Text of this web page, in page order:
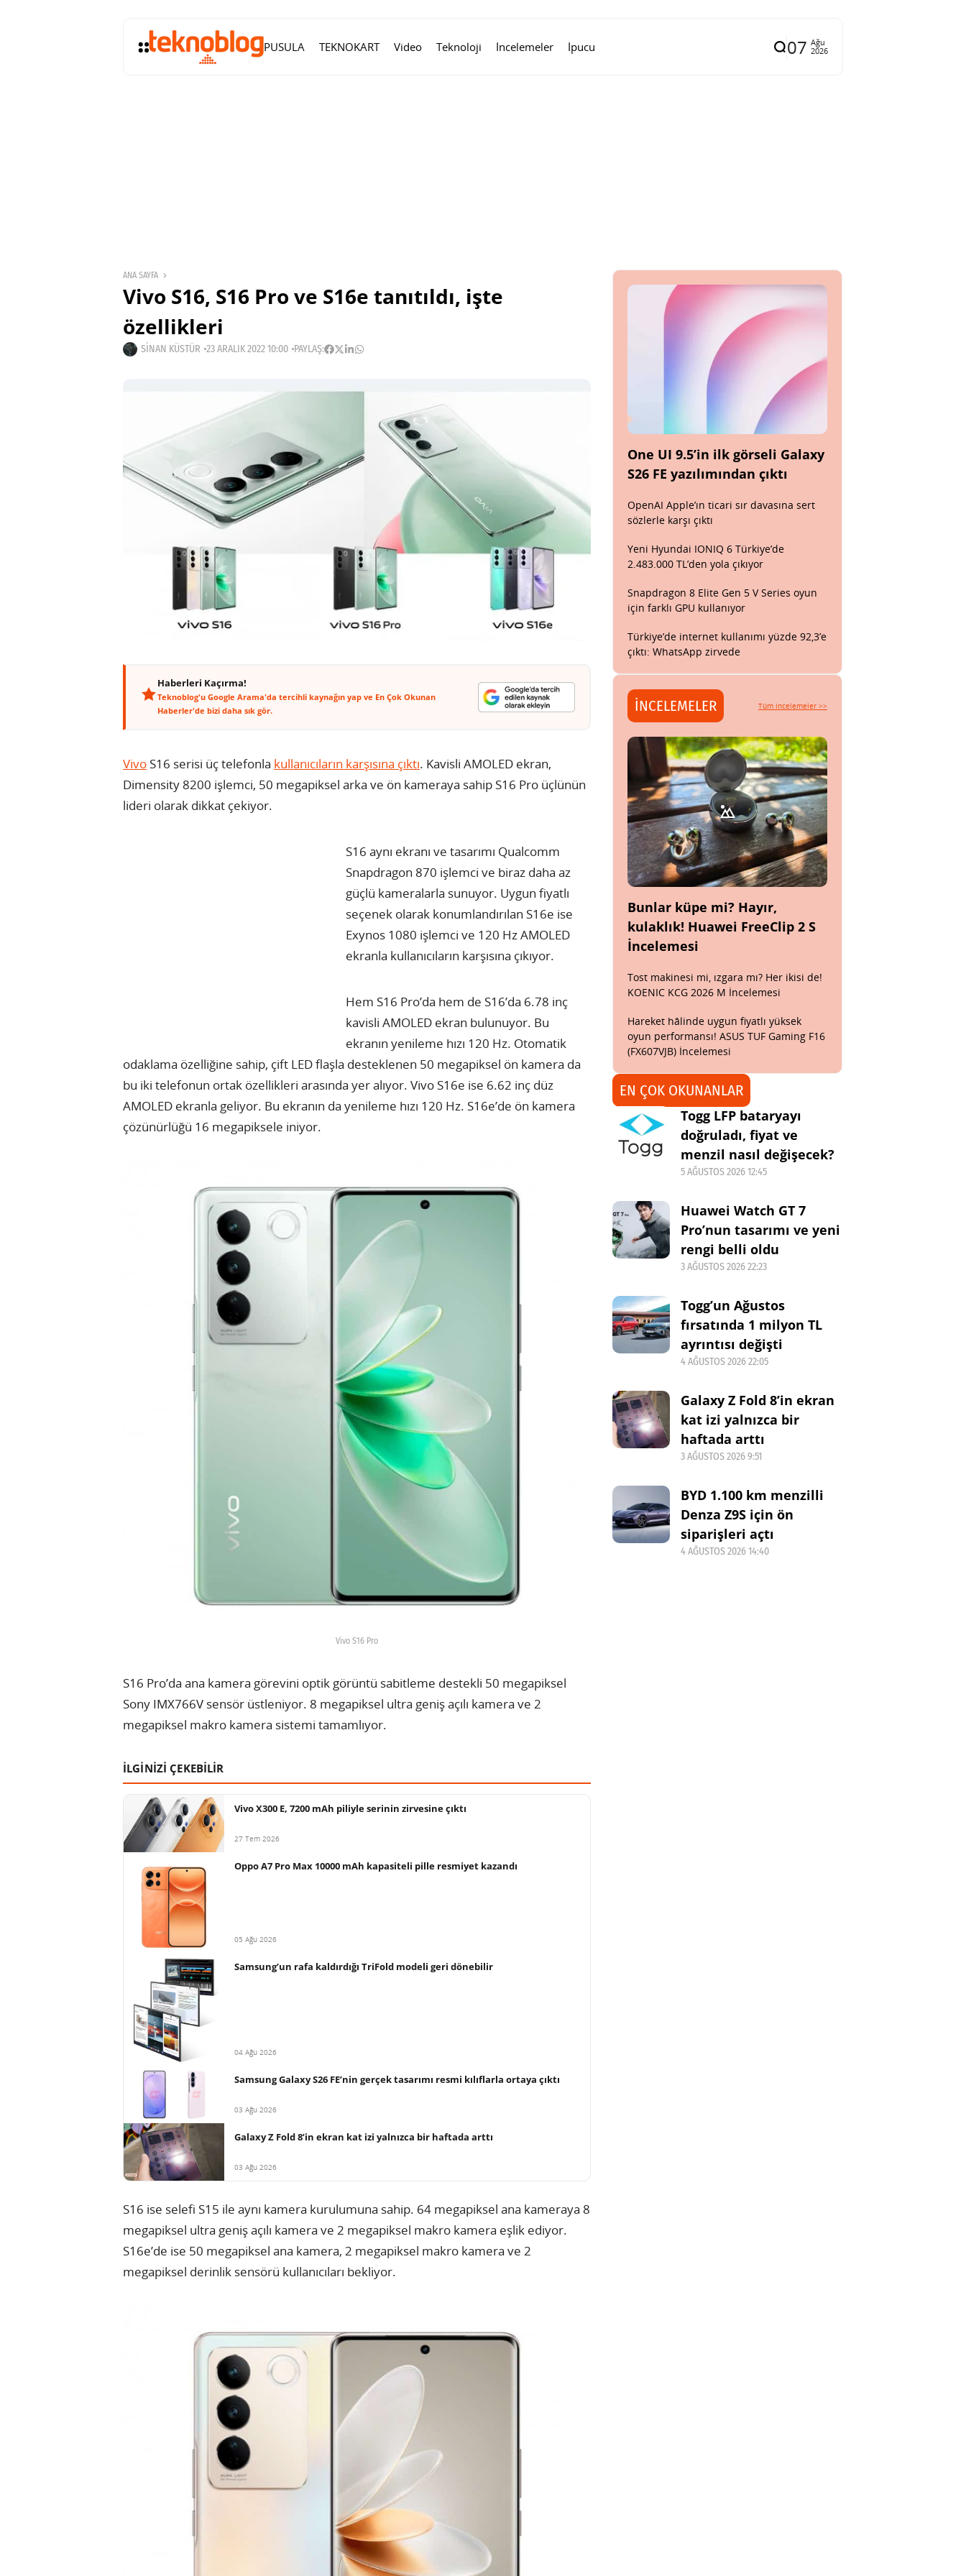
PUSULA TEKNOKART Video Teknoloji İncelemeler İpucu 07 Ağu
2026
ANA SAYFA
Vivo S16, S16 Pro ve S16e tanıtıldı, işte
özellikleri
SINAN KÜSTÜR 23 ARALIK 2022 10:00 PAYLAŞ:
Haberleri Kaçırma!
Teknoblog'u Google Arama'da tercihli kaynağın yap ve En Çok Okunan
Haberler'de bizi daha sık gör.
Vivo S16 serisi üç telefonla kullanıcıların karşısına çıktı. Kavisli AMOLED ekran,
Dimensity 8200 işlemci, 50 megapiksel arka ve ön kameraya sahip S16 Pro üçlünün
lideri olarak dikkat çekiyor.
S16 aynı ekranı ve tasarımı Qualcomm
Snapdragon 870 işlemci ve biraz daha az
güçlü kameralarla sunuyor. Uygun fiyatlı
seçenek olarak konumlandırılan S16e ise
Exynos 1080 işlemci ve 120 Hz AMOLED
ekranla kullanıcıların karşısına çıkıyor.
Hem S16 Pro’da hem de S16’da 6.78 inç
kavisli AMOLED ekran bulunuyor. Bu
ekranın yenileme hızı 120 Hz. Otomatik
odaklama özelliğine sahip, çift LED flaşla desteklenen 50 megapiksel ön kamera da
bu iki telefonun ortak özellikleri arasında yer alıyor. Vivo S16e ise 6.62 inç düz
AMOLED ekranla geliyor. Bu ekranın da yenileme hızı 120 Hz. S16e’de ön kamera
çözünürlüğü 16 megapiksele iniyor.
Vivo S16 Pro
S16 Pro’da ana kamera görevini optik görüntü sabitleme destekli 50 megapiksel
Sony IMX766V sensör üstleniyor. 8 megapiksel ultra geniş açılı kamera ve 2
megapiksel makro kamera sistemi tamamlıyor.
İLGİNİZİ ÇEKEBİLİR
Vivo X300 E, 7200 mAh piliyle serinin zirvesine çıktı
27 Tem 2026
Oppo A7 Pro Max 10000 mAh kapasiteli pille resmiyet kazandı
05 Ağu 2026
Samsung’un rafa kaldırdığı TriFold modeli geri dönebilir
04 Ağu 2026
Samsung Galaxy S26 FE’nin gerçek tasarımı resmi kılıflarla ortaya çıktı
03 Ağu 2026
Galaxy Z Fold 8’in ekran kat izi yalnızca bir haftada arttı
03 Ağu 2026
S16 ise selefi S15 ile aynı kamera kurulumuna sahip. 64 megapiksel ana kameraya 8
megapiksel ultra geniş açılı kamera ve 2 megapiksel makro kamera eşlik ediyor.
S16e’de ise 50 megapiksel ana kamera, 2 megapiksel makro kamera ve 2
megapiksel derinlik sensörü kullanıcıları bekliyor.
One UI 9.5’in ilk görseli Galaxy
S26 FE yazılımından çıktı
OpenAI Apple’ın ticari sır davasına sert
sözlerle karşı çıktı
Yeni Hyundai IONIQ 6 Türkiye’de
2.483.000 TL’den yola çıkıyor
Snapdragon 8 Elite Gen 5 V Series oyun
için farklı GPU kullanıyor
Türkiye’de internet kullanımı yüzde 92,3’e
çıktı: WhatsApp zirvede
İNCELEMELER Tüm incelemeler >>
Bunlar küpe mi? Hayır,
kulaklık! Huawei FreeClip 2 S
İncelemesi
Tost makinesi mi, ızgara mı? Her ikisi de!
KOENIC KCG 2026 M İncelemesi
Hareket hâlinde uygun fiyatlı yüksek
oyun performansı! ASUS TUF Gaming F16
(FX607VJB) İncelemesi
EN ÇOK OKUNANLAR
Togg LFP bataryayı
doğruladı, fiyat ve
menzil nasıl değişecek?
5 AĞUSTOS 2026 12:45
Huawei Watch GT 7
Pro’nun tasarımı ve yeni
rengi belli oldu
3 AĞUSTOS 2026 22:23
Togg’un Ağustos
fırsatında 1 milyon TL
ayrıntısı değişti
4 AĞUSTOS 2026 22:05
Galaxy Z Fold 8’in ekran
kat izi yalnızca bir
haftada arttı
3 AĞUSTOS 2026 9:51
BYD 1.100 km menzilli
Denza Z9S için ön
siparişleri açtı
4 AĞUSTOS 2026 14:40